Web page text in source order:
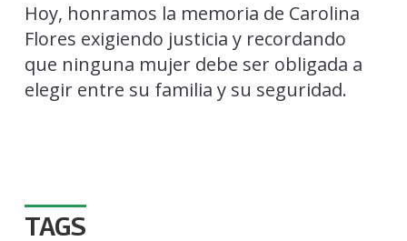
Hoy, honramos la memoria de Carolina
Flores exigiendo justicia y recordando
que ninguna mujer debe ser obligada a
elegir entre su familia y su seguridad.
TAGS